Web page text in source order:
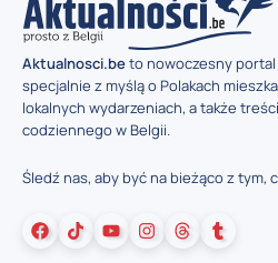
Aktualnosci.beto nowoczesny
specjalnie z myślą o Polakach
lokalnych wydarzeniach, a także
codziennego w Belgii.
Śledź nas, aby być na bieżąco z tym,